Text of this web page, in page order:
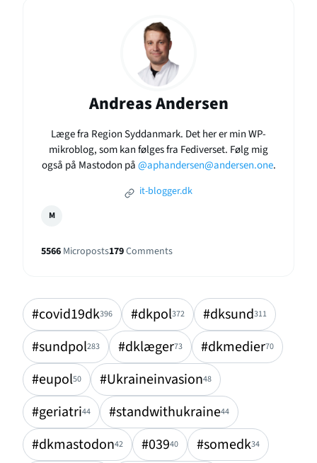
Andreas Andersen
Læge fra Region Syddanmark. Det her er min WP-
mikroblog, som kan følges fra Fediverset. Følg mig
også på Mastodon på@aphandersen@andersen.one.
it-blogger.dk
M
5566 Microposts179Comments
#covid19dk396 #dkpol372 #dksund311
#sundpol283 #dklæger73 #dkmedier70
#eupol50 #Ukraineinvasion48
#geriatri44 #standwithukraine44
#dkmastodon42 #03940 #somedk34